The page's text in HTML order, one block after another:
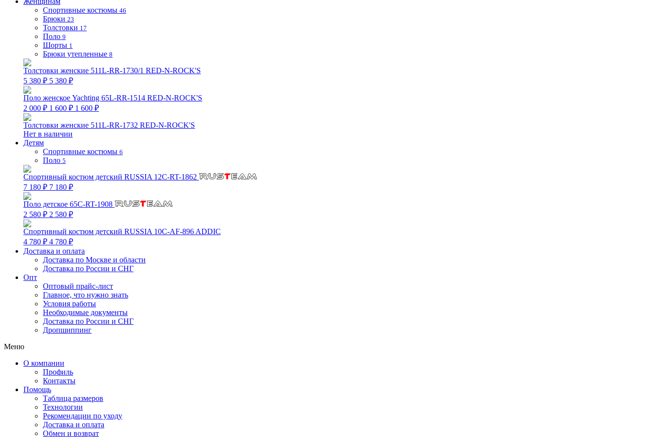
Спортивные костюмы 46
Брюки 23
Толстовки 17
Поло 9
Шорты 1
Брюки утепленные 8
Толстовки женские 511L-RR-1730/1 RED-N-ROCK'S
5 380 ₽ 5 380 ₽
Поло женское Yachting 65L-RR-1514 RED-N-ROCK'S
2 000 ₽ 1 600 ₽ 1 600 ₽
Толстовки женские 511L-RR-1732 RED-N-ROCK'S
Нет в наличии
Детям
Спортивные костюмы 6
Поло 5
Спортивный костюм детский RUSSIA 12C-RT-1862
7 180 ₽ 7 180 ₽
Поло детское 65C-RT-1908
2 580 ₽ 2 580 ₽
Спортивный костюм детский RUSSIA 10C-AF-896 ADDIC
4 780 ₽ 4 780 ₽
Доставка и оплата
Доставка по Москве и области
Доставка по России и СНГ
Опт
Оптовый прайс-лист
Главное, что нужно знать
Условия работы
Необходимые документы
Доставка по России и СНГ
Дропшиппинг
Меню
О компании
Профиль
Контакты
Помощь
Таблица размеров
Технологии
Рекомендации по уходу
Доставка и оплата
Обмен и возврат